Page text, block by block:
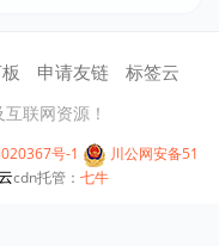
申请友链 标签云
联网资源！
号-1
川公网安备51
cdn托管： 七牛